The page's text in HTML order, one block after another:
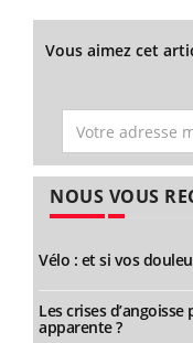
Vous aimez cet
NOUS VOUS
Vélo : et si vos
Les crises
apparente ?